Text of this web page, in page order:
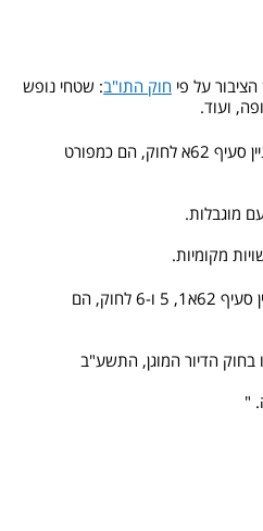
על פי חוק התו"ב: שטחי נופש
ועוד.
"1. צרכי ציבור נוספים לעניין סעיף 62א לחוק, הם כמפורט
2. צרכי ציבור נוספים לעניין סעיף 62א1, 5 ו-6 לחוק, הם
בחוק הדיור המוגן, התשע"ב